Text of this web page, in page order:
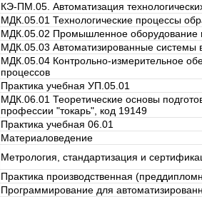
КЭ-ПМ.05. Автоматизация
МДК.05.01 Технологические процессы
МДК.05.02 Промышленное оборудование
МДК.05.03 Автоматизированные системы
МДК.05.04 Контрольно-измерительное
процессов
Практика учебная УП.05.01
МДК.06.01 Теоретические основы
профессии "токарь", код 19149
Практика учебная 06.01
Материаловедение
Метрология, стандартизация и
Практика производственная
Программирование для